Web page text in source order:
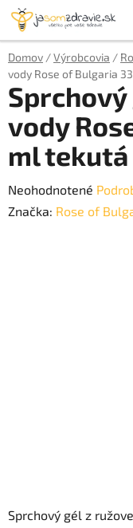
Prejsť
obsah
Domov /Výrobcovia /
vody Rose of Bulgaria
Sprchový gél z
vody
ml tekutá
Priemerné
hodnotenie
Neohodnotené
Značka: Rose of